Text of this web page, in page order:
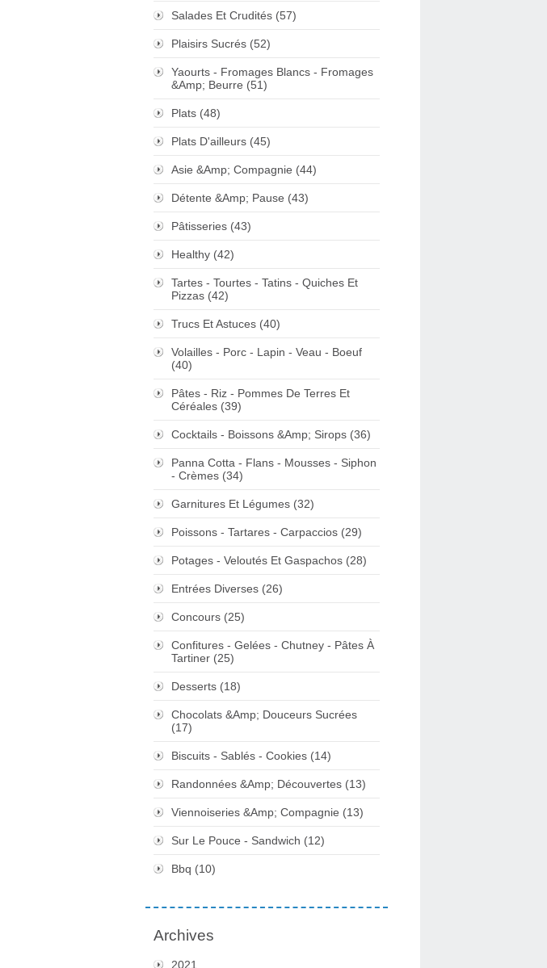
Salades Et Crudités (57)
Plaisirs Sucrés (52)
Yaourts - Fromages Blancs - Fromages
&Amp; Beurre (51)
Plats (48)
Plats D'ailleurs (45)
Asie &Amp; Compagnie (44)
Détente &Amp; Pause (43)
Pâtisseries (43)
Healthy (42)
Tartes - Tourtes - Tatins - Quiches Et
Pizzas (42)
Trucs Et Astuces (40)
Volailles - Porc - Lapin - Veau - Boeuf
(40)
Pâtes - Riz - Pommes De Terres Et
Céréales (39)
Cocktails - Boissons &Amp; Sirops (36)
Panna Cotta - Flans - Mousses - Siphon
- Crèmes (34)
Garnitures Et Légumes (32)
Poissons - Tartares - Carpaccios (29)
Potages - Veloutés Et Gaspachos (28)
Entrées Diverses (26)
Concours (25)
Confitures - Gelées - Chutney - Pâtes À
Tartiner (25)
Desserts (18)
Chocolats &Amp; Douceurs Sucrées
(17)
Biscuits - Sablés - Cookies (14)
Randonnées &Amp; Découvertes (13)
Viennoiseries &Amp; Compagnie (13)
Sur Le Pouce - Sandwich (12)
Bbq (10)
Archives
2021